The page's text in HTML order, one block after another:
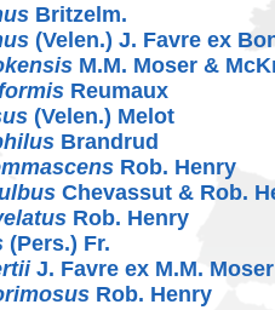
Britzelm.
(Velen.) J. Favre ex
M.M. Moser &
Reumaux
(Velen.) Melot
Brandrud
Rob. Henry
Chevassut & Rob.
Rob. Henry
(Pers.) Fr.
J. Favre ex M.M. Moser
Rob. Henry